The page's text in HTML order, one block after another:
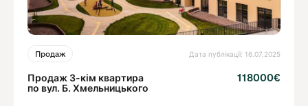
Продаж Дата публікації: 16.07.2025
Продаж 3-кім квартира
по вул. Б. Хмельницького
118000€